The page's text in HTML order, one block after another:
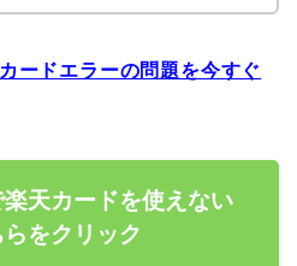
ードエラーの問題を今すぐ
天カードを使えない
をクリック